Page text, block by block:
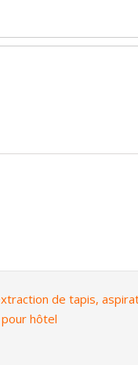
de tapis,
hôtel